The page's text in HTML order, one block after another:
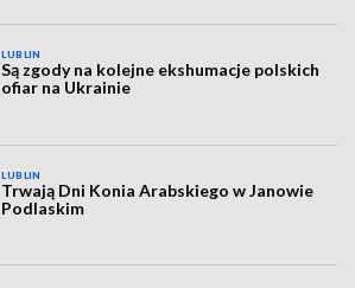
LUBLIN
Są zgody na kolejne ekshumacje polskich
ofiar na Ukrainie
LUBLIN
Trwają Dni Konia Arabskiego w Janowie
Podlaskim